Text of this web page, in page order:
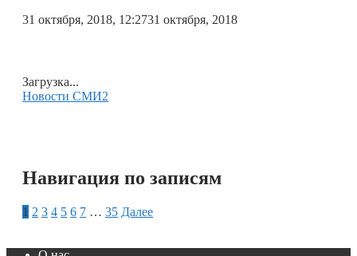
31 октября, 2018, 12:2731 октября, 2018
Загрузка...
Новости СМИ2
Навигация по записям
1 2 3 4 5 6 7 … 35 Далее